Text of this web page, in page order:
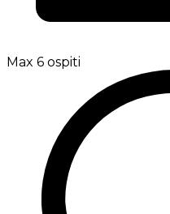
Max 6 ospiti